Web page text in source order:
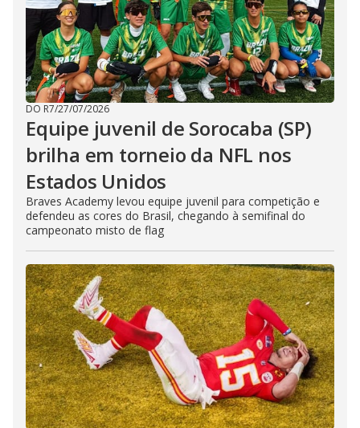
DO R7/27/07/2026
Equipe juvenil de Sorocaba (SP)
brilha em torneio da NFL nos
Estados Unidos
Braves Academy levou equipe juvenil para competição e
defendeu as cores do Brasil, chegando à semifinal do
campeonato misto de flag